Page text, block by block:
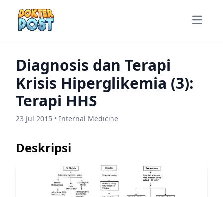
Open
Diagnosis dan Terapi
Krisis Hiperglikemia (3):
Terapi HHS
23 Jul 2015 • Internal Medicine
Deskripsi